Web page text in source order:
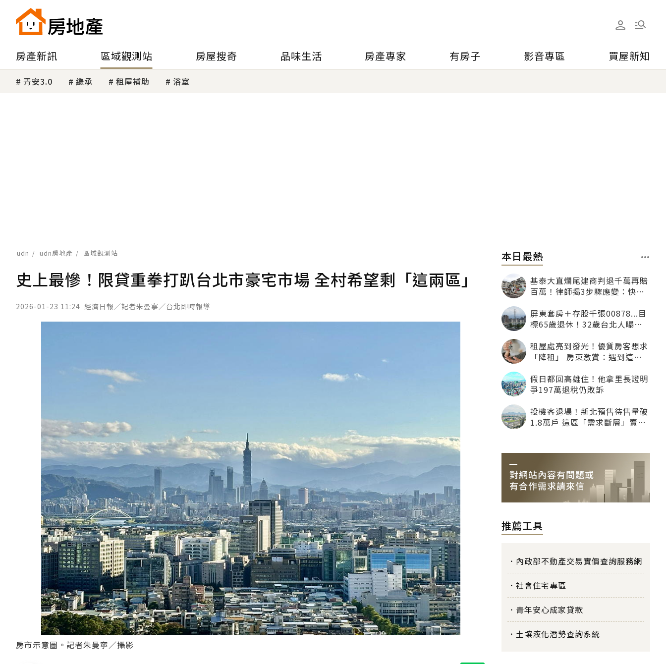
房產新訊 區域觀測站 房屋搜奇 品味生活 房產專家 有房子 影音專區 買屋新知
青安3.0 繼承 租屋補助 浴室
udn udn房地產 區域觀測站
史上最慘！限貸重拳打趴台北市豪宅市場 全村希望剩「這兩區」
2026-01-23 11:24 經濟日報／記者朱曼寧／台北即時報導
房市示意圖。記者朱曼寧／攝影
本日最熱
基泰大直爛尾建商判退千萬再賠
百萬！律師揭3步驟應變：快通
屏東套房＋存股千張00878...目
標65歲退休！32歲台北人曝：
租屋處亮到發光！優質房客想求
「降租」 房東激賞：遇到這種
假日都回高雄住！他拿里長證明
爭197萬退稅仍敗訴
投機客退場！新北預售待售量破
1.8萬戶 這區「需求斷層」賣壓
推薦工具
內政部不動產交易實價查詢服務網
社會住宅專區
青年安心成家貸款
土壤液化潛勢查詢系統